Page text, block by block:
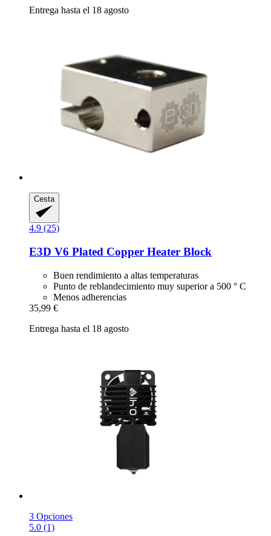
Entrega hasta el 18 agosto
Cesta
4.9 (25)
E3D V6 Plated Copper Heater Block
Buen rendimiento a altas temperaturas
Punto de reblandecimiento muy superior a 500 ° C
Menos adherencias
35,99 €
Entrega hasta el 18 agosto
3 Opciones
5.0 (1)